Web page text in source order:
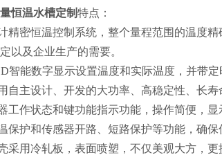
恒温水槽定制特点：
精密恒温控制系统，整个量程范围的温度
以及企业生产的需要。
智能数字显示设置温度和实际温度，并带定
自主设计、开发的大功率、高稳定性、长
工作状态和键功能指示功能，操作简便，显
保护和传感器开路、短路保护等功能，确保
采用冷轧板，表面喷塑，不仅美观大方，